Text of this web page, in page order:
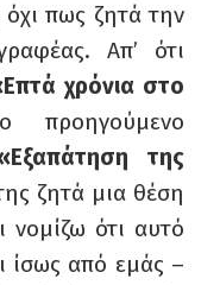
όχι πως ζητά την
Απ’ ότι
Επτά χρόνια στο
Εξαπάτηση της
ζητά μια θέση
νομίζω ότι αυτό
ίσως από εμάς –